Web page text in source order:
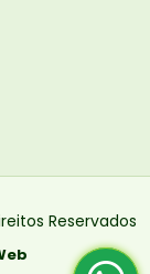
Reservados